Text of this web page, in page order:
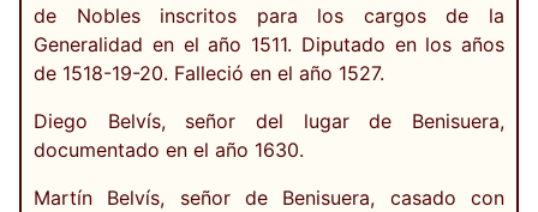
de Nobles inscritos para los cargos de la
Generalidad en el año 1511. Diputado en los años
de 1518-19-20. Falleció en el año 1527.
Diego Belvís, señor del lugar de Benisuera,
documentado en el año 1630.
Martín Belvís, señor de Benisuera, casado con